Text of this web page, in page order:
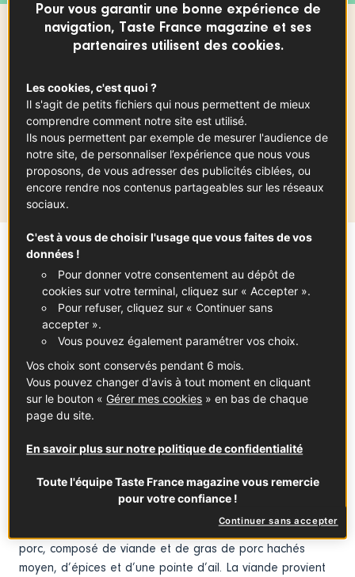
VIANDE
Rosette de Lyon
AUVERGNE-RHÔNE-ALPES PIQUE-NIQUES PORC
Région de production
Auvergne - Rhône-Alpes
Sommaire
Imposant saucisson sec pur porc, la rosette
de Lyon tire son nom du boyau avec lequel
elle est fabriquée. Confectionnée à base de
morceaux nobles et longuement maturée,
c’est un grand classique de la charcuterie
Ce qu'il faut savoir
domestique, la rosette de Lyon est un saucisson sec de
porc, composé de viande et de gras de porc hachés
moyen, d’épices et d’une pointe d’ail. La viande provient
Pour vous garantir une bonne expérience de
navigation, Taste France magazine et ses
partenaires utilisent des cookies.
Les cookies, c'est quoi ?
Il s'agit de petits fichiers qui nous permettent de mieux
comprendre comment notre site est utilisé.
Ils nous permettent par exemple de mesurer l'audience de
notre site, de personnaliser l’expérience que nous vous
proposons, de vous adresser des publicités ciblées, ou
encore rendre nos contenus partageables sur les réseaux
sociaux.
C'est à vous de choisir l'usage que vous faites de vos
données !
Pour donner votre consentement au dépôt de
cookies sur votre terminal, cliquez sur « Accepter ».
Pour refuser, cliquez sur « Continuer sans
accepter ».
Vous pouvez également paramétrer vos choix.
Vos choix sont conservés pendant 6 mois.
Vous pouvez changer d'avis à tout moment en cliquant
sur le bouton « Gérer mes cookies » en bas de chaque
page du site.
En savoir plus sur notre politique de confidentialité
Toute l'équipe Taste France magazine vous remercie
pour votre confiance !
Continuer sans accepter